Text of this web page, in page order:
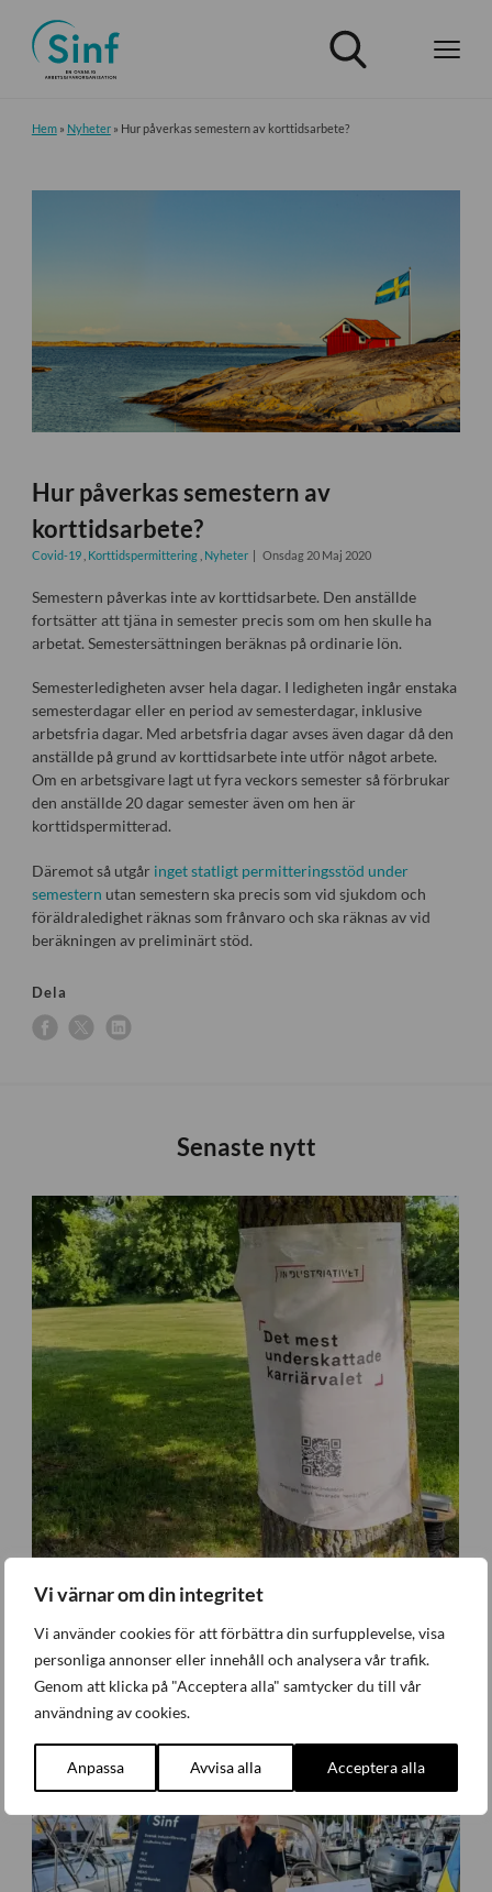
Vi värnar om din integritet
Vi använder cookies för att förbättra din surfupplevelse, visa
personliga annonser eller innehåll och analysera vår trafik.
Genom att klicka på "Acceptera alla" samtycker du till vår
användning av cookies.
Anpassa Avvisa alla Acceptera alla
Hem» Nyheter» Hur påverkas semestern av korttidsarbete?
Hur påverkas semestern av
korttidsarbete?
Covid-19 Korttidspermittering Nyheter Onsdag 20 Maj 2020
Semestern påverkas inte av korttidsarbete. Den anställde
fortsätter att tjäna in semester precis som om hen skulle ha
arbetat. Semestersättningen beräknas på ordinarie lön.
Semesterledigheten avser hela dagar. I ledigheten ingår enstaka
semesterdagar eller en period av semesterdagar, inklusive
arbetsfria dagar. Med arbetsfria dagar avses även dagar då den
anställde på grund av korttidsarbete inte utför något arbete.
Om en arbetsgivare lagt ut fyra veckors semester så förbrukar
den anställde 20 dagar semester även om hen är
korttidspermitterad.
Däremot så utgår inget statligt permitteringsstöd under
semestern utan semestern ska precis som vid sjukdom och
föräldraledighet räknas som frånvaro och ska räknas av vid
beräkningen av preliminärt stöd.
Dela
Senaste nytt
Industriativet tog första steget i Almedalen
Företagande, Nyheter Måndag 29 Juni 2026